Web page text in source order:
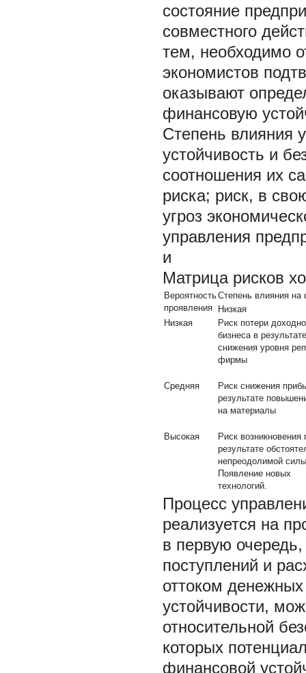
состояние
совместного
тем, необходимо
экономистов
оказывают
финансовую
Степень влияния
устойчивость и
соотношения их
риска; риск, в
угроз
управления
и
Матрица рисков
Вероятность
проявления
Степень влияния на
Низкая
Низкая
Риск потери
бизнеса в результате
снижения уровня
фирмы
Средняя
Риск снижения
результате
на материалы
Высокая
Риск возникновения
результате
непреодолимой
Появление новых
технологий.
Процесс
реализуется на
в первую
поступлений и
оттоком денежных
устойчивости,
относительной
которых
финансовой